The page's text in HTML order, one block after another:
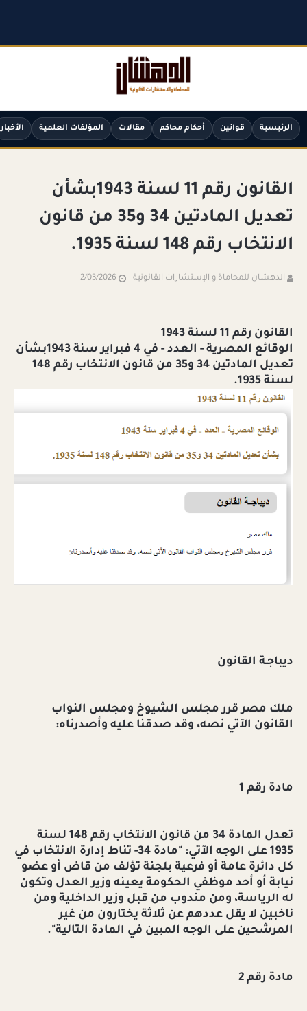
الرئيسية قوانين أحكام محاكم مقالات المؤلفات العلمية الأخبار
القانون رقم 11 لسنة 1943بشأن
تعديل المادتين 34 و35 من قانون
الانتخاب رقم 148 لسنة 1935.
الدهشان للمحاماة و الإستشارات القانونية 2/03/2026
القانون رقم 11 لسنة 1943
الوقائع المصرية - العدد - في 4 فبراير سنة 1943بشأن
تعديل المادتين 34 و35 من قانون الانتخاب رقم 148
لسنة 1935.
ديباجـة القانون
ملك مصر قرر مجلس الشيوخ ومجلس النواب
القانون الآتي نصه، وقد صدقنا عليه وأصدرناه:
مادة رقم 1
تعدل المادة 34 من قانون الانتخاب رقم 148 لسنة
1935 على الوجه الآتي: "مادة 34- تناط إدارة الانتخاب في
كل دائرة عامة أو فرعية بلجنة تؤلف من قاض أو عضو
نيابة أو أحد موظفي الحكومة يعينه وزير العدل وتكون
له الرياسة، ومن مندوب من قبل وزير الداخلية ومن
ناخبين لا يقل عددهم عن ثلاثة يختارون من غير
المرشحين على الوجه المبين في المادة التالية".
مادة رقم 2